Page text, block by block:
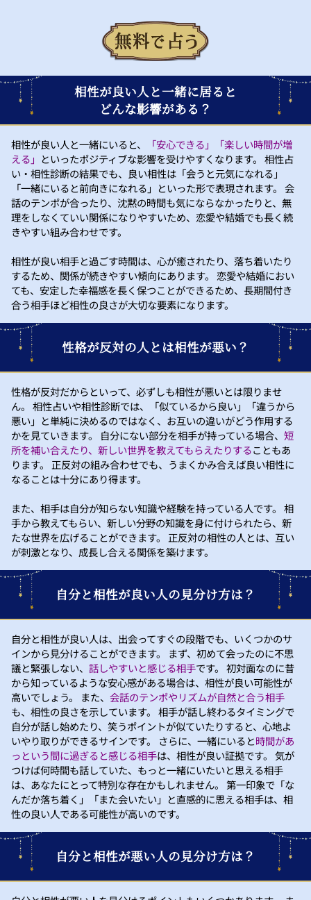
相性が良い人と一緒に居ると
どんな影響がある？
相性が良い人と一緒にいると、
「安心できる」「楽しい時間が増
える」 といったポジティブな影響を受けやすくなります。 相性占
い・相性診断の結果でも、良い相性は「会うと元気になれる」
「一緒にいると前向きになれる」といった形で表現されます。 会
話のテンポが合ったり、沈黙の時間も気にならなかったりと、無
理をしなくていい関係になりやすいため、恋愛や結婚でも長く続
きやすい組み合わせです。
相性が良い相手と過ごす時間は、心が癒されたり、落ち着いたり
するため、関係が続きやすい傾向にあります。 恋愛や結婚におい
ても、安定した幸福感を長く保つことができるため、長期間付き
合う相手ほど相性の良さが大切な要素になります。
性格が反対の人とは相性が悪い？
性格が反対だからといって、必ずしも相性が悪いとは限りませ
ん。 相性占いや相性診断では、「似ているから良い」「違うから
悪い」と単純に決めるのではなく、お互いの違いがどう作用する
かを見ていきます。 自分にない部分を相手が持っている場合、 短
所を補い合えたり、新しい世界を教えてもらえたりすることもあ
ります。 正反対の組み合わせでも、うまくかみ合えば良い相性に
なることは十分にあり得ます。
また、相手は自分が知らない知識や経験を持っている人です。 相
手から教えてもらい、新しい分野の知識を身に付けられたら、新
たな世界を広げることができます。 正反対の相性の人とは、互い
が刺激となり、成長し合える関係を築けます。
自分と相性が良い人の見分け方は？
自分と相性が良い人は、出会ってすぐの段階でも、いくつかのサ
インから見分けることができます。 まず、初めて会ったのに不思
議と緊張しない、 話しやすいと感じる相手です。 初対面なのに昔
から知っているような安心感がある場合は、相性が良い可能性が
高いでしょう。 また、 会話のテンポやリズムが自然と合う相手
も、相性の良さを示しています。 相手が話し終わるタイミングで
自分が話し始めたり、笑うポイントが似ていたりすると、心地よ
いやり取りができるサインです。 さらに、一緒にいると時間があ
っという間に過ぎると感じる相手は、相性が良い証拠です。 気が
つけば何時間も話していた、もっと一緒にいたいと思える相手
は、あなたにとって特別な存在かもしれません。 第一印象で「な
んだか落ち着く」「また会いたい」と直感的に思える相手は、相
性の良い人である可能性が高いのです。
自分と相性が悪い人の見分け方は？